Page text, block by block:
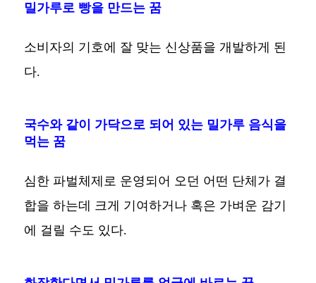
밀가루로 빵을 만드는 꿈
소비자의 기호에 잘 맞는 신상품을 개발하게 된
다.
국수와 같이 가닥으로 되어 있는 밀가루 음식을
먹는 꿈
심한 파벌체제로 운영되어 오던 어떤 단체가 결
합을 하는데 크게 기여하거나 혹은 가벼운 감기
에 걸릴 수도 있다.